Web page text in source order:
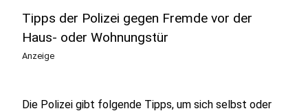
Tipps der Polizei gegen Fremde vor der
Haus- oder Wohnungstür
Anzeige
Die Polizei gibt folgende Tipps, um sich selbst oder